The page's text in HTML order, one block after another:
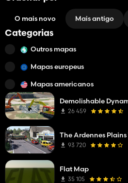
O mais novo Mais antigo
Categorias
Outros mapas
Mapas europeus
Mapas americanos
Demolishable
26 459
The Ardennes Plains
93 720
Flat Map
35 105